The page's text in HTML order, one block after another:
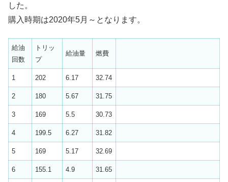
した。
購入時期は2020年5月～となります。
給油
回数
トリッ
プ
給油量 燃費
1 202 6.17 32.74
2 180 5.67 31.75
3 169 5.5 30.73
4 199.5 6.27 31.82
5 169 5.17 32.69
6 155.1 4.9 31.65